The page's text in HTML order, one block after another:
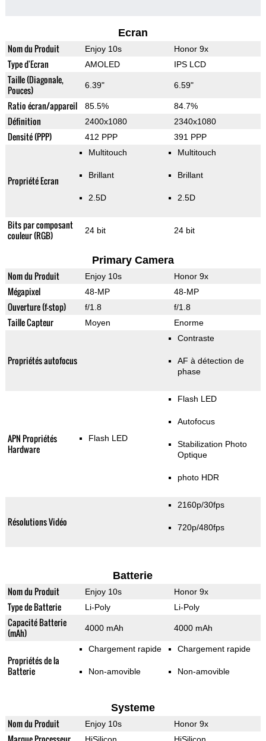
Ecran
Nom du Produit Enjoy 10s Honor 9x
Type d'Ecran AMOLED IPS LCD
Taille (Diagonale,
Pouces)
6.39" 6.59"
Ratio écran/appareil 85.5% 84.7%
Définition 2400x1080 2340x1080
Densité (PPP) 412 PPP 391 PPP
Propriété Ecran
Multitouch
Brillant
2.5D
Multitouch
Brillant
2.5D
Bits par composant
couleur (RGB)
24 bit 24 bit
Primary Camera
Nom du Produit Enjoy 10s Honor 9x
Mégapixel 48-MP 48-MP
Ouverture (f-stop) f/1.8 f/1.8
Taille Capteur Moyen Enorme
Propriétés autofocus
Contraste
AF à détection de
phase
APN Propriétés
Hardware
Flash LED
Flash LED
Autofocus
Stabilization Photo
Optique
photo HDR
Résolutions Vidéo
2160p/30fps
720p/480fps
Batterie
Nom du Produit Enjoy 10s Honor 9x
Type de Batterie Li-Poly Li-Poly
Capacité Batterie
(mAh)
4000 mAh 4000 mAh
Propriétés de la
Batterie
Chargement rapide
Non-amovible
Chargement rapide
Non-amovible
Systeme
Nom du Produit Enjoy 10s Honor 9x